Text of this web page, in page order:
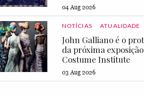
04 Aug 2026
NOTÍCIAS ATUALIDADE
John Galliano é o
da próxima
Costume Institute
03 Aug 2026